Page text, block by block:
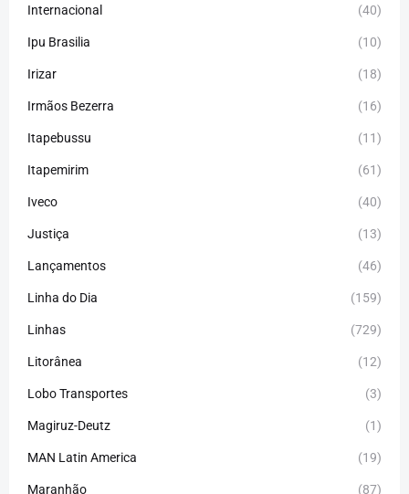
Internacional (40)
Ipu Brasilia (10)
Irizar (18)
Irmãos Bezerra (16)
Itapebussu (11)
Itapemirim (61)
Iveco (40)
Justiça (13)
Lançamentos (46)
Linha do Dia (159)
Linhas (729)
Litorânea (12)
Lobo Transportes (3)
Magiruz-Deutz (1)
MAN Latin America (19)
Maranhão (87)